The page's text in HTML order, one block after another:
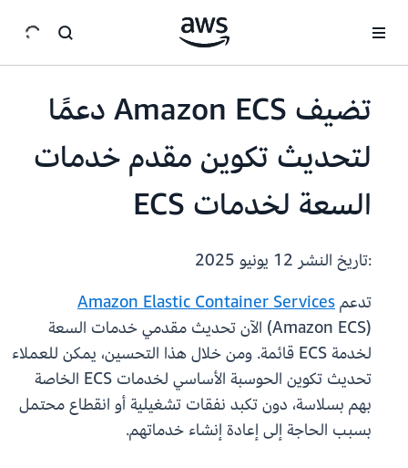
تضيف Amazon ECS دعمًا
لتحديث تكوين مقدم خدمات
السعة لخدمات ECS
:تاريخ النشر
تدعمAmazon Elastic Container Services
(Amazon ECS) الآن تحديث مقدمي خدمات السعة
لخدمة ECS قائمة. ومن خلال هذا التحسين، يمكن للعملاء
تحديث تكوين الحوسبة الأساسي لخدمات ECS الخاصة
بهم بسلاسة، دون تكبد نفقات تشغيلية أو انقطاع محتمل
بسبب الحاجة إلى إعادة إنشاء خدماتهم.